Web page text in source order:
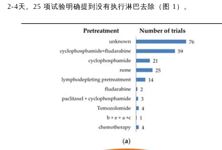
2-4天。25 项试验明确提到没有执行淋巴去除（图 1）。